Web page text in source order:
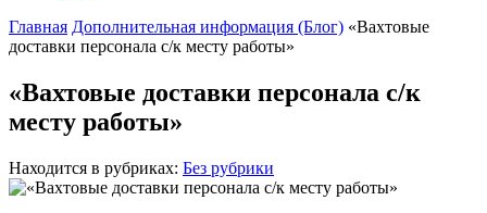
Главная Дополнительная информация (Блог) «Вахтовые
доставки персонала с/к месту работы»
«Вахтовые доставки персонала с/к
месту работы»
Находится в рубриках: Без рубрики